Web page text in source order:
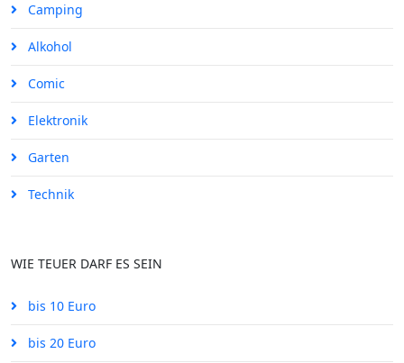
Camping
Alkohol
Comic
Elektronik
Garten
Technik
WIE TEUER DARF ES SEIN
bis 10 Euro
bis 20 Euro